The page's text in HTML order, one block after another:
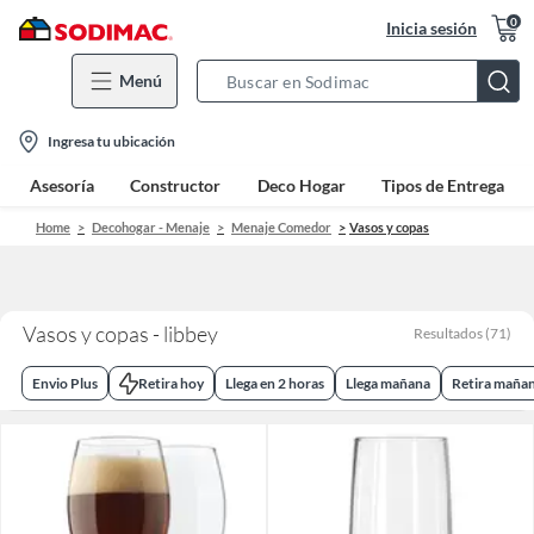
Inicia sesión 0
Menú
Bar
location-
icon
Ingresa tu ubicación
Asesoría Constructor Deco Hogar Tipos de Entrega
Home Decohogar - Menaje Menaje Comedor Vasos y copas
Vasos y copas - libbey Resultados (71)
Envio Plus Retira hoy Llega en 2 horas Llega mañana Retira